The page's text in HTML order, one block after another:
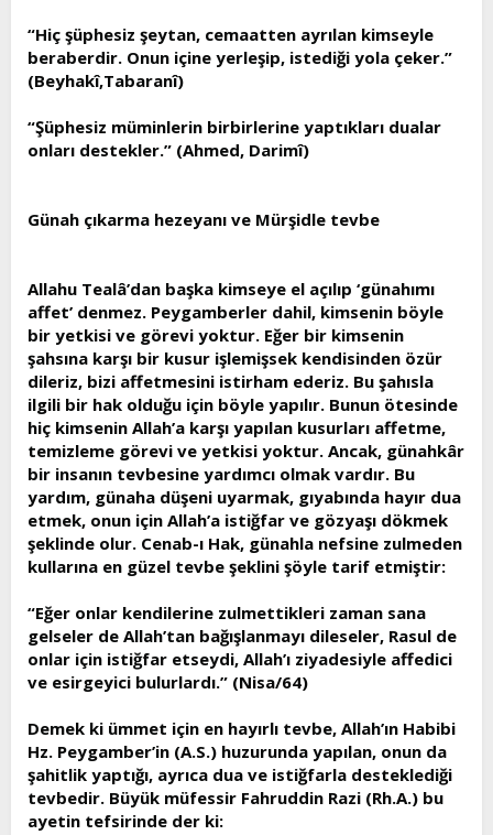
“Hiç şüphesiz şeytan, cemaatten ayrılan kimseyle
beraberdir. Onun içine yerleşip, istediği yola çeker.”
(Beyhakî,Tabaranî)
“Şüphesiz müminlerin birbirlerine yaptıkları dualar
onları destekler.” (Ahmed, Darimî)
Günah çıkarma hezeyanı ve Mürşidle tevbe
Allahu Tealâ’dan başka kimseye el açılıp ‘günahımı
affet’ denmez. Peygamberler dahil, kimsenin böyle
bir yetkisi ve görevi yoktur. Eğer bir kimsenin
şahsına karşı bir kusur işlemişsek kendisinden özür
dileriz, bizi affetmesini istirham ederiz. Bu şahısla
ilgili bir hak olduğu için böyle yapılır. Bunun ötesinde
hiç kimsenin Allah’a karşı yapılan kusurları affetme,
temizleme görevi ve yetkisi yoktur. Ancak, günahkâr
bir insanın tevbesine yardımcı olmak vardır. Bu
yardım, günaha düşeni uyarmak, gıyabında hayır dua
etmek, onun için Allah’a istiğfar ve gözyaşı dökmek
şeklinde olur. Cenab-ı Hak, günahla nefsine zulmeden
kullarına en güzel tevbe şeklini şöyle tarif etmiştir:
“Eğer onlar kendilerine zulmettikleri zaman sana
gelseler de Allah’tan bağışlanmayı dileseler, Rasul de
onlar için istiğfar etseydi, Allah’ı ziyadesiyle affedici
ve esirgeyici bulurlardı.” (Nisa/64)
Demek ki ümmet için en hayırlı tevbe, Allah’ın Habibi
Hz. Peygamber’in (A.S.) huzurunda yapılan, onun da
şahitlik yaptığı, ayrıca dua ve istiğfarla desteklediği
tevbedir. Büyük müfessir Fahruddin Razi (Rh.A.) bu
ayetin tefsirinde der ki: